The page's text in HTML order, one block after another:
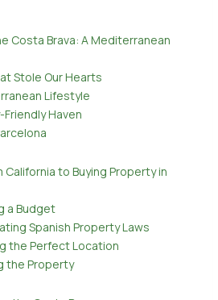
Costa Brava: A Mediterranean
Stole Our Hearts
Lifestyle
Friendly Haven
California to Buying Property in
a Budget
Spanish Property Laws
the Perfect Location
the Property